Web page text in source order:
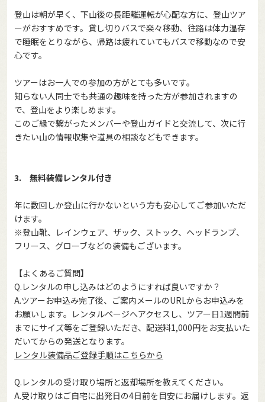
登山は朝が早く、下山後の長距離運転が心配な方に、登山ツア
ーがおすすめです。貸し切りバスで楽々移動、往路は体力温存
で睡眠をとりながら、帰路は疲れていてもバスで移動なので安
心です。
ツアーはお一人での参加の方がとても多いです。
知らない人同士でも共通の趣味を持った方が参加されますの
で、登山をより楽しめます。
このご縁で繋がったメンバーや登山ガイドと交流して、次に行
きたい山の情報収集や道具の相談などもできます。
3. 無料装備レンタル付き
年に数回しか登山に行かないという方も安心してご参加いただ
けます。
※登山靴、レインウェア、ザック、ストック、ヘッドランプ、
フリース、グローブなどの装備もございます。
【よくあるご質問】
Q.レンタルの申し込みはどのようにすれば良いですか？
A.ツアーお申込み完了後、ご案内メールのURLからお申込みを
お願いします。レンタルページへアクセスし、ツアー日1週間前
までにサイズ等をご登録いただき、配送料1,000円をお支払いた
だいてからの発送となります。
レンタル装備品ご登録手順はこちらから
Q.レンタルの受け取り場所と返却場所を教えてください。
A.受け取りはご自宅に出発日の4日前を目安にお届けします。返